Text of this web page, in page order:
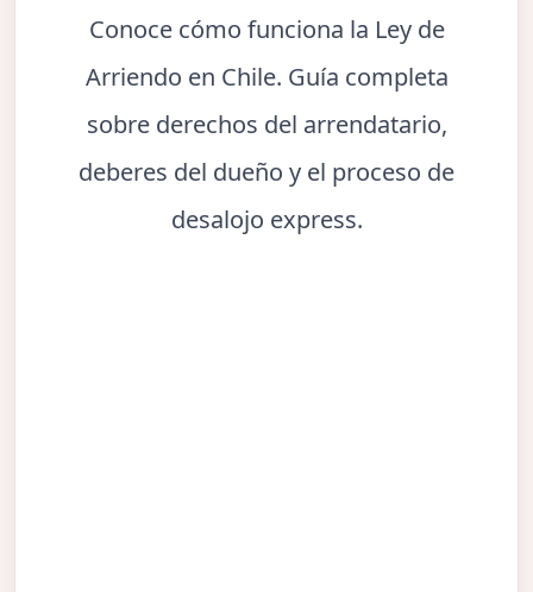
Conoce cómo funciona la Ley de
Arriendo en Chile. Guía completa
sobre derechos del arrendatario,
deberes del dueño y el proceso de
desalojo express.